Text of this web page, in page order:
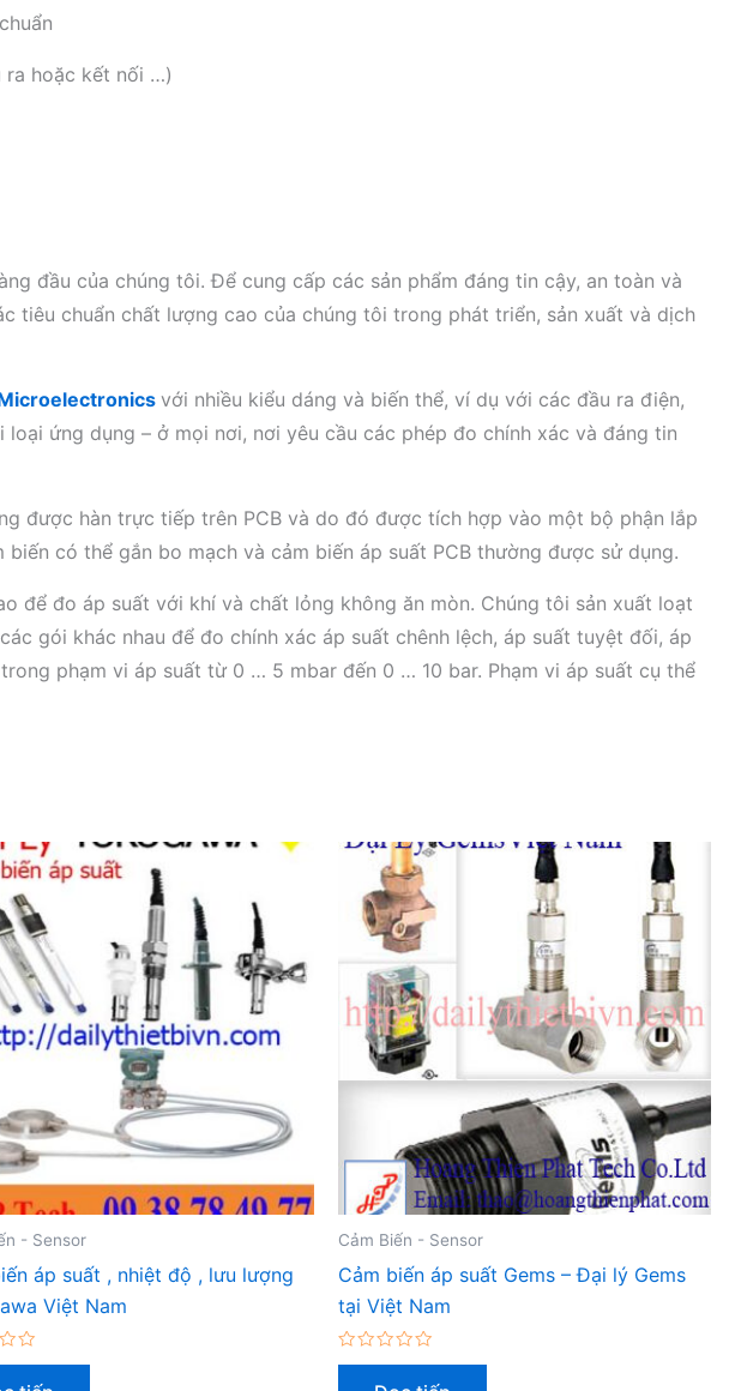
ra hoặc kết nối …)
đầu của chúng tôi. Để cung cấp các sản phẩm đáng tin cậy, an toàn và
tiêu chuẩn chất lượng cao của chúng tôi trong phát triển, sản xuất và dịch
với nhiều kiểu dáng và biến thể, ví dụ với các đầu ra điện,
ứng dụng – ở mọi nơi, nơi yêu cầu các phép đo chính xác và đáng tin
được hàn trực tiếp trên PCB và do đó được tích hợp vào một bộ phận lắp
có thể gắn bo mạch và cảm biến áp suất PCB thường được sử dụng.
để đo áp suất với khí và chất lỏng không ăn mòn. Chúng tôi sản xuất loạt
gói khác nhau để đo chính xác áp suất chênh lệch, áp suất tuyệt đối, áp
phạm vi áp suất từ ​​0 … 5 mbar đến 0 … 10 bar. Phạm vi áp suất cụ thể
- Sensor
áp suất , nhiệt độ , lưu lượng
Việt Nam
Cảm Biến - Sensor
Cảm biến áp suất Gems – Đại lý Gems
tại Việt Nam
Được